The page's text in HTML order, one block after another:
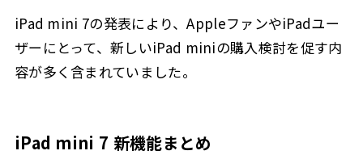
iPad mini 7の発表により、AppleファンやiPadユー
ザーにとって、新しいiPad miniの購入検討を促す内
容が多く含まれていました。
iPad mini 7 新機能まとめ